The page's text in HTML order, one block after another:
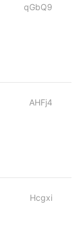
qGbQ9
AHFj4
Hcgxi